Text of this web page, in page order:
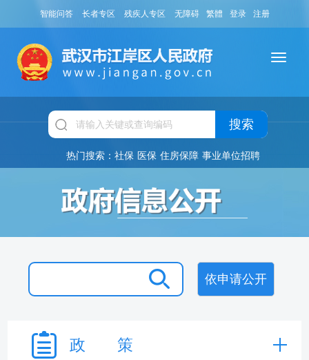
智能问答 长者专区 残疾人专区 无障碍 繁體 登录 注册
搜索
热门搜索： 社保 医保 住房保障 事业单位招聘
依申请公开
政 策